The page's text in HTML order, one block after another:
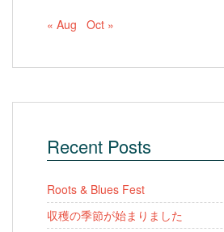
« Aug Oct »
Recent Posts
Roots & Blues Fest
収穫の季節が始まりました